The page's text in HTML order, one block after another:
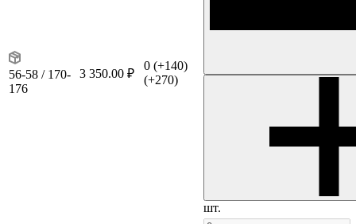
56-58 / 170-
176
3 350.00 ₽
0 (+140)
(+270)
шт.